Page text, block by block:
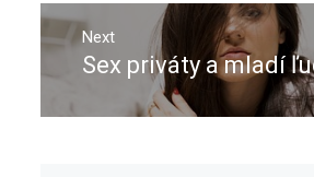
Next
Next
Sex priváty a mladí